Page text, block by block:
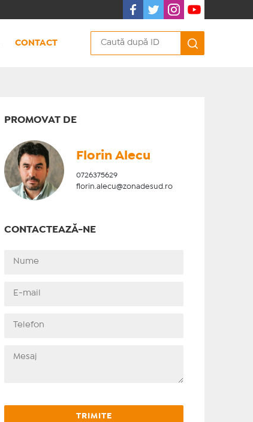
CONTACT
PROMOVAT DE
Florin Alecu
0726375629
florin.alecu@zonadesud.ro
CONTACTEAZĂ-NE